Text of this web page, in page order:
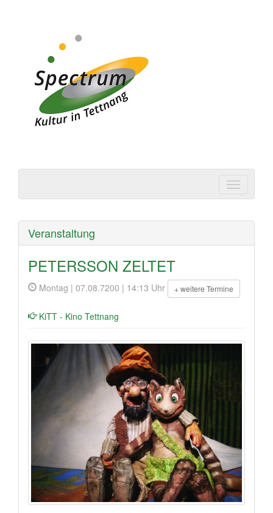
Tettnang
Veranstaltung
PETERSSON ZELTET
Montag | 07.08.7200 | 14:13 Uhr + weitere Termine
KiTT - Kino Tettnang